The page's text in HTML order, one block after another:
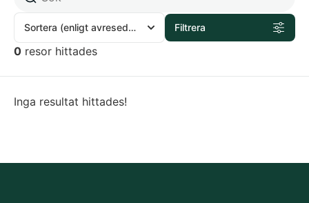
Sortera (enligt avresedatum) Filtrera
0 resor hittades
Inga resultat hittades!